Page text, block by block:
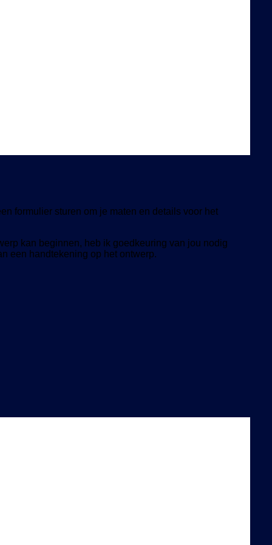
formulier sturen om je maten en details voor het
kan beginnen, heb ik goedkeuring van jou nodig
een handtekening op het ontwerp.